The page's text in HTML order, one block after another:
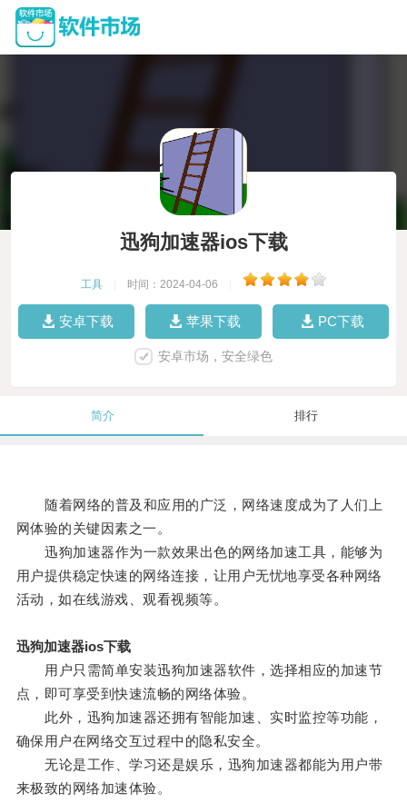
迅狗加速器ios下载
工具 时间：2024-04-06
安卓下载 苹果下载 PC下载
安卓市场，安全绿色
简介 排行
随着网络的普及和应用的广泛，网络速度成为了人们上
网体验的关键因素之一。
迅狗加速器作为一款效果出色的网络加速工具，能够为
用户提供稳定快速的网络连接，让用户无忧地享受各种网络
活动，如在线游戏、观看视频等。
迅狗加速器ios下载
用户只需简单安装迅狗加速器软件，选择相应的加速节
点，即可享受到快速流畅的网络体验。
此外，迅狗加速器还拥有智能加速、实时监控等功能，
确保用户在网络交互过程中的隐私安全。
无论是工作、学习还是娱乐，迅狗加速器都能为用户带
来极致的网络加速体验。